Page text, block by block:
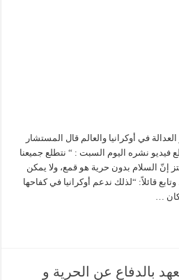
في أوكرانيا والعالم قال المستشار
فيديو نشره اليوم السبت : “ نتطلع جميعنا
إنّ السلام بدون حرية هو قمع، ولا يمكن
قائلاً: “لذلك ندعم أوكرانيا في كفاحها
…
بالدفاع عن الحرية و